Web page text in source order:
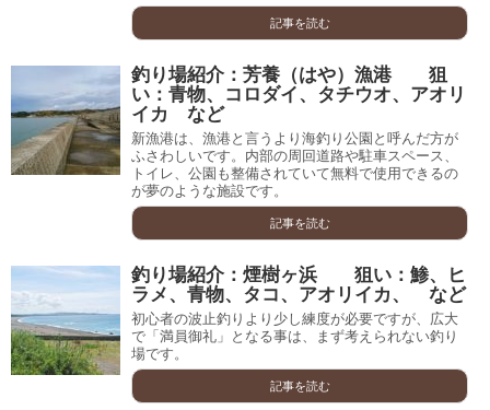
記事を読む
釣り場紹介：芳養（はや）漁港 狙
い：青物、コロダイ、タチウオ、アオリ
イカ など
新漁港は、漁港と言うより海釣り公園と呼んだ方が
ふさわしいです。内部の周回道路や駐車スペース、
トイレ、公園も整備されていて無料で使用できるの
が夢のような施設です。
記事を読む
釣り場紹介：煙樹ヶ浜 狙い：鯵、ヒ
ラメ、青物、タコ、アオリイカ、 など
初心者の波止釣りより少し練度が必要ですが、広大
で「満員御礼」となる事は、まず考えられない釣り
場です。
記事を読む